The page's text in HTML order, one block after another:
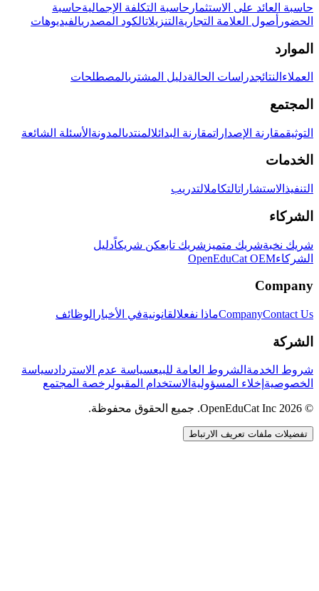
حاسبة العائد على الاستثمار حاسبة التكلفة الإجماليةحاسبة
الحضور أصول العلامة التجارية التنزيلاتالكود المصدريالفيديوهات
الموارد
العملاء النتائجدراسات الحالةدليل المشتريالمصطلحات
المجتمع
التوثيقمقارنة الإصداراتمقارنة البدائلالمنتدىالمدونة الأسئلة الشائعة
الخدمات
التنفيذ الاستشاراتالتكاملالتدريب
الشركاء
شريك نخبةشريك متميز شريك تابعكن شريكاًدليل
الشركاءOpenEduCat OEM
Company
CompanyContact Us ماذا نفعلالقانونيةفي الأخبار الوظائف
الشركة
شروط الخدمة الشروط العامة للبيعسياسة عدم الاستردادسياسة
الخصوصية إخلاء المسؤولية الاستخدام المقبولرخصة المجتمع
© 2026 OpenEduCat Inc. جميع الحقوق محفوظة.
تفضيلات ملفات تعريف الارتباط